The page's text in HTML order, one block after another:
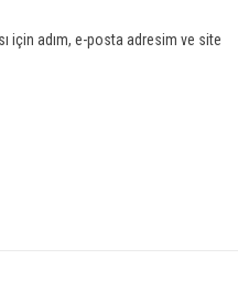
için adım, e-posta adresim ve site